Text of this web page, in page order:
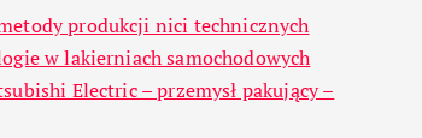
produkcji nici technicznych
w lakierniach samochodowych
Electric – przemysł pakujący –